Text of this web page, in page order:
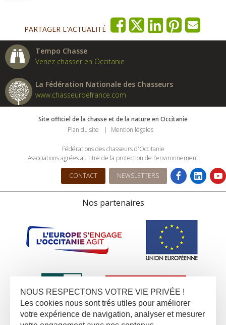
PARTAGER L'ACTUALITÉ
Tempo Chasse
Venez chasser en Occitanie
La Fédération Nationale des Chasseurs
www.chasseurdefrance.com
Site officiel de la chasse et de la nature en Occitanie
Plan du site
Mention légales
Fédérations des chasseurs d'Occitanie
Associations agrées au titre de la protection de l’environnement
CONTACT NEWSLETTERS
Nos partenaires
NOUS RESPECTONS VOTRE VIE PRIVÉE !
Les cookies nous sont trés utiles pour améliorer
votre expérience de navigation, analyser et mesurer